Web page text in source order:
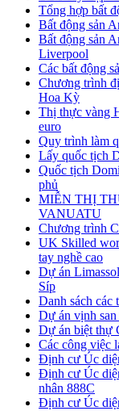
Tổng hợp bất
Bất động sản
Bất động sản
Liverpool
Các bất động
Chương trình
Hoa Kỳ
Thị thực vàng
euro
Quy trình làm
Lấy quốc tịch
Quốc tịch
phủ
MIỄN THỊ
VANUATU
Chương trình
UK Skilled
tay nghề cao
Dự án
Síp
Danh sách các
Dự án vịnh
Dự án biệt thự
Các công việc
Định cư Úc
Định cư Úc
nhân 888C
Định cư Úc